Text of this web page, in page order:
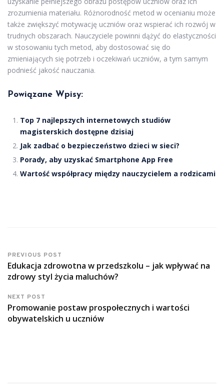
zrozumienia materiału. Różnorodność metod w ocenianiu może
także zwiększyć motywację uczniów oraz wspierać ich rozwój w
trudnych obszarach. Nauczyciele powinni dążyć do elastyczności
w stosowaniu tych metod, aby dostosować się do
zmieniających się potrzeb i oczekiwań uczniów, a tym samym
podnieść jakość nauczania.
Powiązane Wpisy:
Top 7 najlepszych internetowych studiów
magisterskich dostępne dzisiaj
Jak zadbać o bezpieczeństwo dzieci w sieci?
Porady, aby uzyskać Smartphone App Free
Wartość współpracy między nauczycielem a rodzicami
PREVIOUS POST
Edukacja zdrowotna w przedszkolu – jak wpływać na
zdrowy styl życia maluchów?
NEXT POST
Promowanie postaw prospołecznych i wartości
obywatelskich u uczniów